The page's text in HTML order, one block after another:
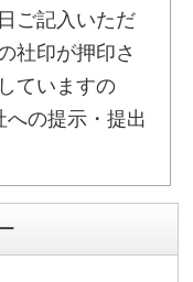
ご記入いただ
社印が押印さ
ていますの
の提示・提出